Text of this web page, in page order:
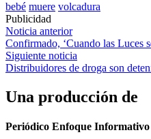
bebé muere volcadura
Publicidad
Navegación
de
entradas
Noticia anterior
Confirmado, ‘Cuando las Luces
Siguiente noticia
Distribuidores de droga son
Una producción de
Periódico Enfoque